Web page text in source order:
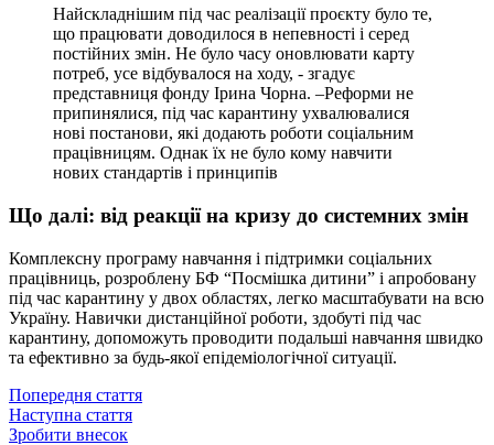
Найскладнішим під час реалізації проєкту було те,
що працювати доводилося в непевності і серед
постійних змін. Не було часу оновлювати карту
потреб, усе відбувалося на ходу, - згадує
представниця фонду Ірина Чорна. –Реформи не
припинялися, під час карантину ухвалювалися
нові постанови, які додають роботи соціальним
працівницям. Однак їх не було кому навчити
нових стандартів і принципів
Що далі: від реакції на кризу до системних змін
Комплексну програму навчання і підтримки соціальних
працівниць, розроблену БФ “Посмішка дитини” і апробовану
під час карантину у двох областях, легко масштабувати на всю
Україну. Навички дистанційної роботи, здобуті під час
карантину, допоможуть проводити подальші навчання швидко
та ефективно за будь-якої епідеміологічної ситуації.
Попередня стаття
Наступна стаття
Зробити внесок